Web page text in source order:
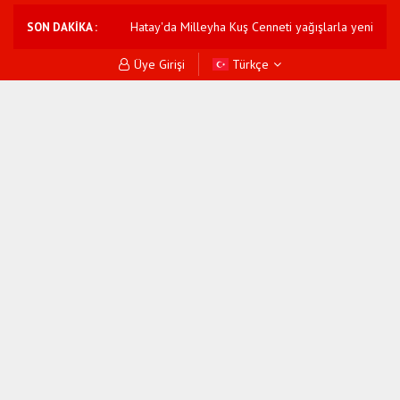
SON DAKİKA :
4 tutuklama Hatay'da Milleyha Kuş Cenneti yağışlarla yeniden
Üye Girişi Türkçe